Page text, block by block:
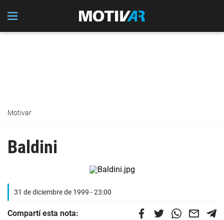
Motivar
Baldini
31 de diciembre de 1999 - 23:00
Compartí esta nota: